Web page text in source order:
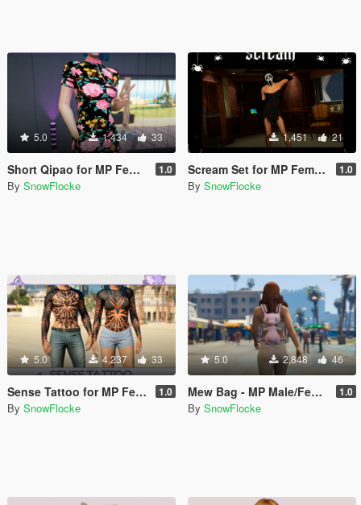
5.0 1,434 33
Short Qipao for MP Female 1.0
By SnowFlocke
1,451 21
Scream Set for MP Female 1.0
By SnowFlocke
5.0 4,237 33
Sense Tattoo for MP Female / Male 1.0
By SnowFlocke
5.0 2,848 46
Mew Bag - MP Male/Female 1.0
By SnowFlocke